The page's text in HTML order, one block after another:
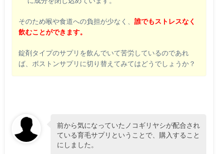
そのため喉や食道への負担が少なく、誰でもストレスなく
飲むことができます。
錠剤タイプのサプリを飲んでいて苦労しているのであれ
ば、ボストンサプリに切り替えてみてはどうでしょうか？
前から気になっていたノコギリヤシが配合され
ている育毛サプリということで、購入すること
にしました。